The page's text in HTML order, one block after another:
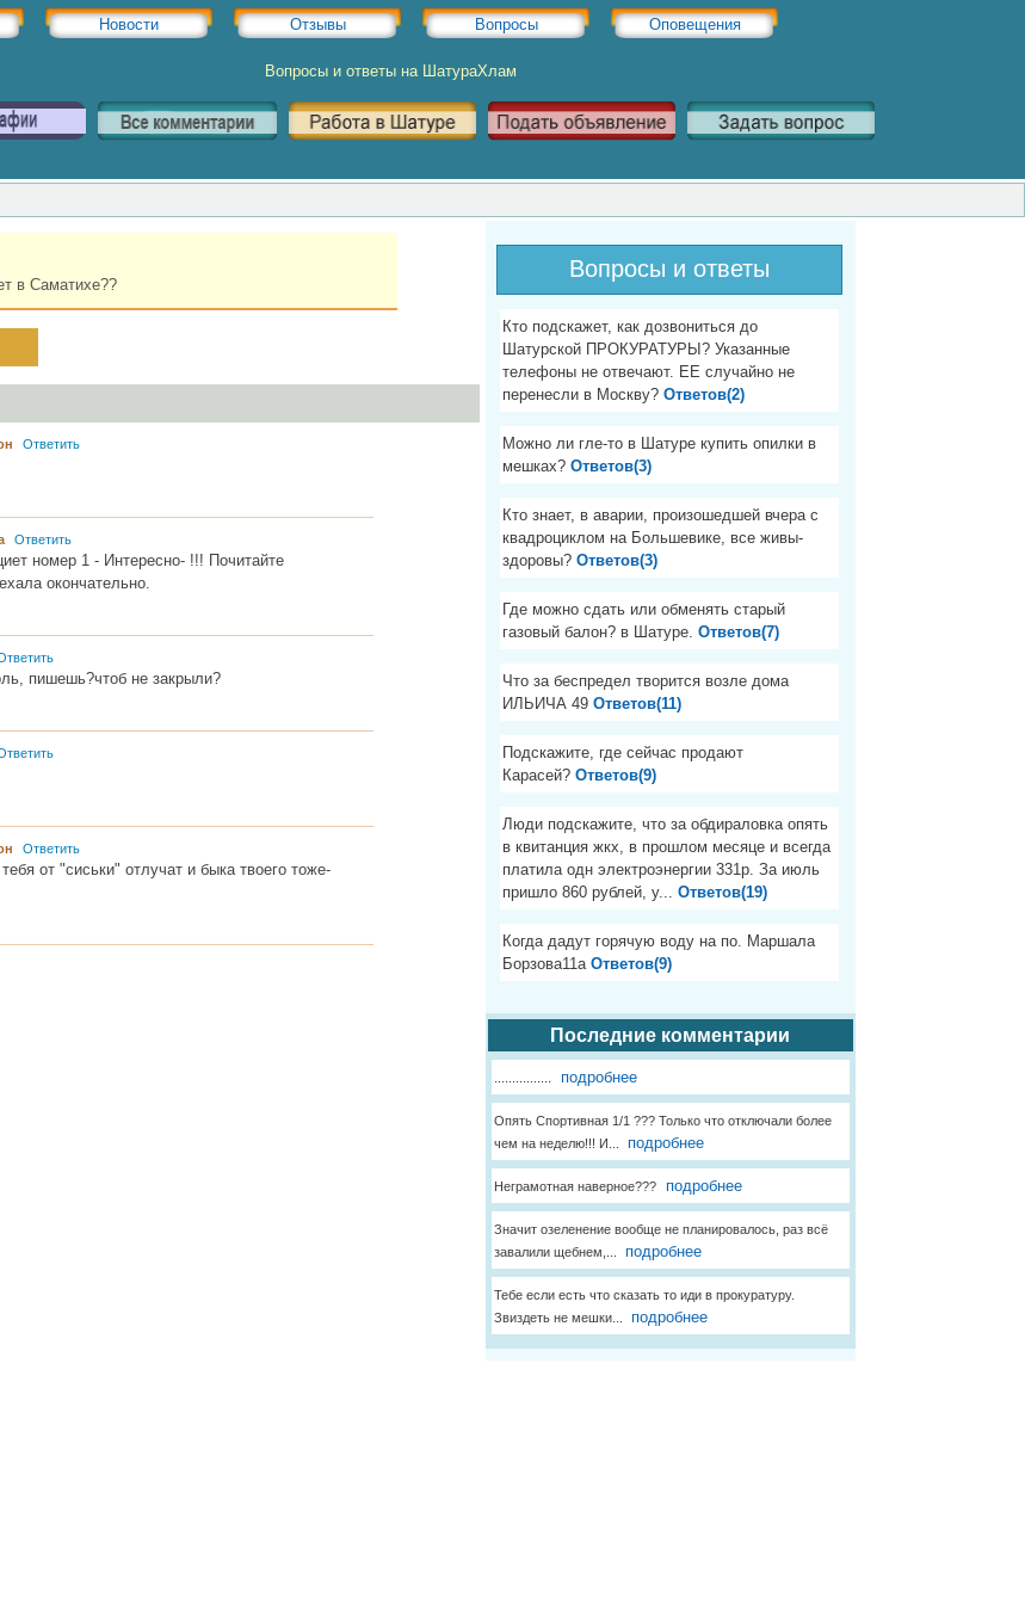
Новости Отзывы Вопросы Оповещения
Вопросы и ответы на ШатураХлам
в Саматихе??
Ответить
Ответить
номер 1 - Интересно- !!! Почитайте
окончательно.
пишешь?чтоб не закрыли?
Ответить
от "сиськи" отлучат и быка твоего тоже-
Вопросы и ответы
Кто подскажет, как дозвониться до
Шатурской ПРОКУРАТУРЫ? Указанные
телефоны не отвечают. ЕЕ случайно не
перенесли в Москву? Ответов(2)
Можно ли гле-то в Шатуре купить опилки в
мешках? Ответов(3)
Кто знает, в аварии, произошедшей вчера с
квадроциклом на Большевике, все живы-
здоровы? Ответов(3)
Где можно сдать или обменять старый
газовый балон? в Шатуре. Ответов(7)
Что за беспредел творится возле дома
ИЛЬИЧА 49 Ответов(11)
Подскажите, где сейчас продают
Карасей? Ответов(9)
Люди подскажите, что за обдираловка опять
в квитанция жкх, в прошлом месяце и всегда
платила одн электроэнергии 331р. За июль
пришло 860 рублей, у... Ответов(19)
Когда дадут горячую воду на по. Маршала
Борзова11а Ответов(9)
Последние комментарии
подробнее
Опять Спортивная 1/1 ??? Только что отключали более
чем на неделю!!! И...
подробнее
Неграмотная наверное??? подробнее
Значит озеленение вообще не планировалось, раз всё
завалили щебнем,...
подробнее
Тебе если есть что сказать то иди в прокуратуру.
Звиздеть не мешки...
подробнее